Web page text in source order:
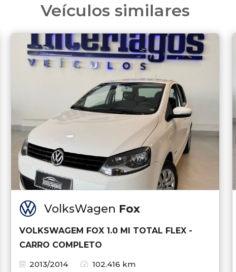
Veículos similares
VolksWagen Fox
VOLKSWAGEM FOX 1.0 MI TOTAL FLEX -
CARRO COMPLETO
2013/2014
102.416 km